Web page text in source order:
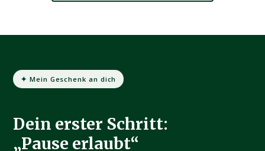
✦ Mein Geschenk an dich
Dein erster Schritt:
„Pause erlaubt“